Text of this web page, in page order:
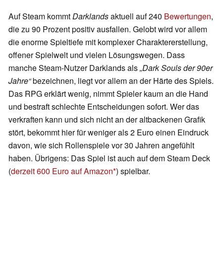
Auf Steam kommtDarklandsaktuell auf 240 Bewertungen,
die zu 90 Prozent positiv ausfallen. Gelobt wird vor allem
die enorme Spieltiefe mit komplexer Charaktererstellung,
offener Spielwelt und vielen Lösungswegen. Dass
manche Steam-Nutzer Darklands als„Dark Souls der 90er
Jahre“bezeichnen, liegt vor allem an der Härte des Spiels.
Das RPG erklärt wenig, nimmt Spieler kaum an die Hand
und bestraft schlechte Entscheidungen sofort. Wer das
verkraften kann und sich nicht an der altbackenen Grafik
stört, bekommt hier für weniger als 2 Euro einen Eindruck
davon, wie sich Rollenspiele vor 30 Jahren angefühlt
haben. Übrigens: Das Spiel ist auch auf dem Steam Deck
(derzeit 600 Euro auf Amazon ) spielbar.